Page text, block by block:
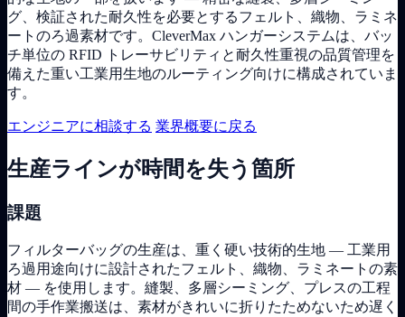
グ、検証された耐久性を必要とするフェルト、織物、ラミネ
ートのろ過素材です。CleverMax ハンガーシステムは、バッ
チ単位の RFID トレーサビリティと耐久性重視の品質管理を
備えた重い工業用生地のルーティング向けに構成されていま
す。
エンジニアに相談する 業界概要に戻る
生産ラインが時間を失う箇所
課題
フィルターバッグの生産は、重く硬い技術的生地 — 工業用
ろ過用途向けに設計されたフェルト、織物、ラミネートの素
材 — を使用します。縫製、多層シーミング、プレスの工程
間の手作業搬送は、素材がきれいに折りたためないため遅く